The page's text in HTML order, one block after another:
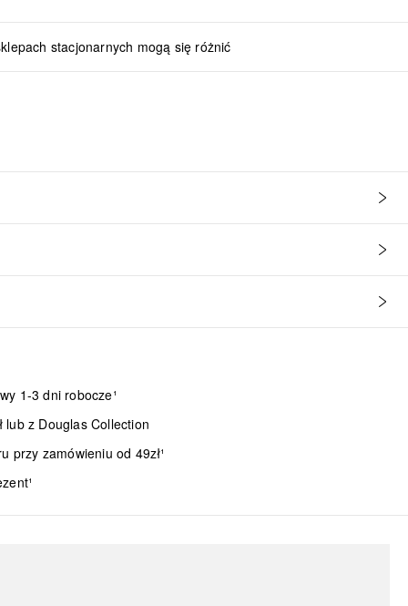
stacjonarnych mogą się różnić
1-3 dni robocze¹
lub z Douglas Collection
przy zamówieniu od 49zł¹